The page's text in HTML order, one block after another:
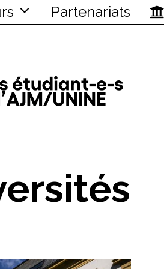
Partenariats